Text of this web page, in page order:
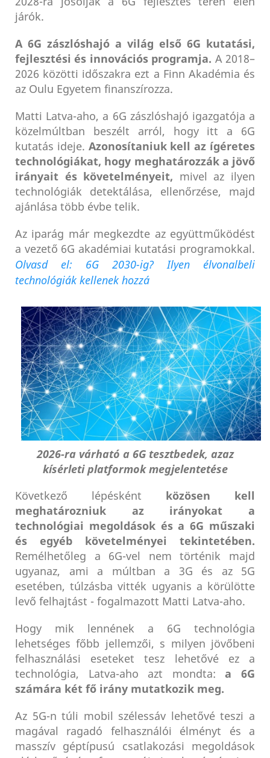
járók.
A 6G zászlóshajó a világ első 6G kutatási,
fejlesztési és innovációs programja. A 2018–
2026 közötti időszakra ezt a Finn Akadémia és
az Oulu Egyetem finanszírozza.
Matti Latva-aho, a 6G zászlóshajó igazgatója a
közelmúltban beszélt arról, hogy itt a 6G
kutatás ideje. Azonosítaniuk kell az ígéretes
technológiákat, hogy meghatározzák a jövő
irányait és követelményeit, mivel az ilyen
technológiák detektálása, ellenőrzése, majd
ajánlása több évbe telik.
Az iparág már megkezdte az együttműködést
a vezető 6G akadémiai kutatási programokkal.
Olvasd el: 6G 2030-ig? Ilyen élvonalbeli
technológiák kellenek hozzá
2026-ra várható a 6G tesztbedek, azaz
kísérleti platformok megjelentetése
Következő lépésként közösen kell
meghatározniuk az irányokat a
technológiai megoldások és a 6G műszaki
és egyéb követelményei tekintetében.
Remélhetőleg a 6G-vel nem történik majd
ugyanaz, ami a múltban a 3G és az 5G
esetében, túlzásba vitték ugyanis a körülötte
levő felhajtást - fogalmazott Matti Latva-aho.
Hogy mik lennének a 6G technológia
lehetséges főbb jellemzői, s milyen jövőbeni
felhasználási eseteket tesz lehetővé ez a
technológia, Latva-aho azt mondta:a 6G
számára két fő irány mutatkozik meg.
Az 5G-n túli mobil szélessáv lehetővé teszi a
magával ragadó felhasználói élményt és a
masszív géptípusú csatlakozási megoldások